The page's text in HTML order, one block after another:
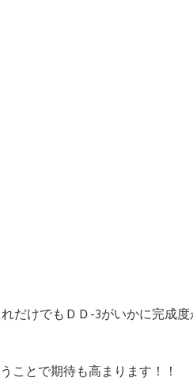
だけでもＤＤ-3がいかに完成
ことで期待も高まります！！